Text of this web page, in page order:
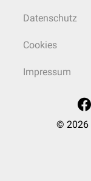
Datenschutz
Cookies
Impressum
© 2026